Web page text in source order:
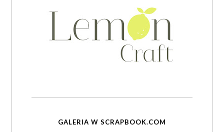
GALERIA W SCRAPBOOK.COM